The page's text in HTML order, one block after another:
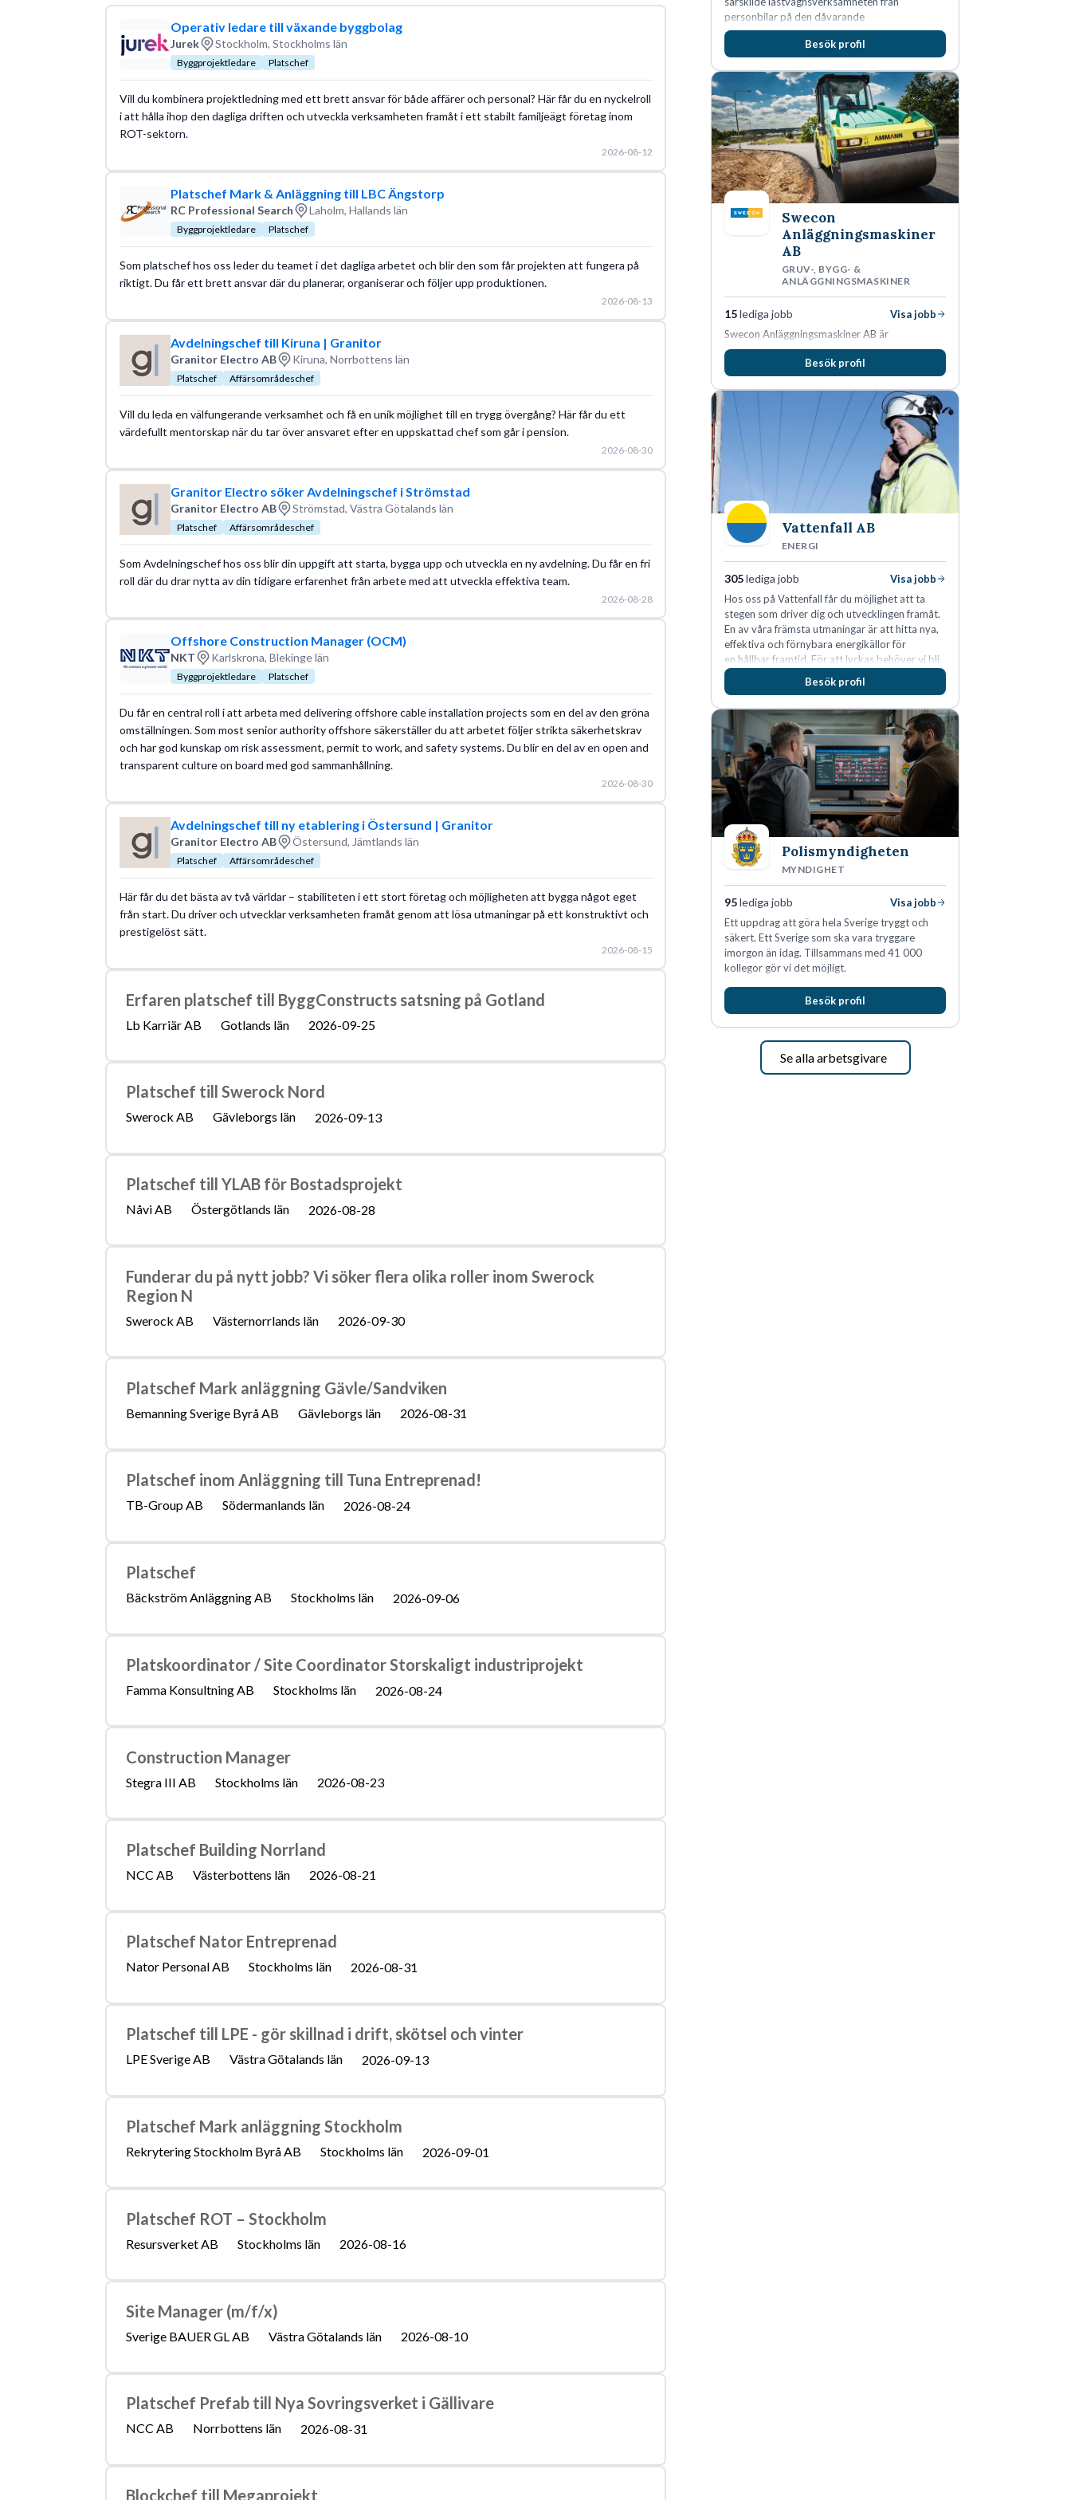
Läs mer om yrket:
Operativ ledare till växande byggbolag
Jurek Stockholm, Stockholms län
Byggprojektledare Platschef
Vill du kombinera projektledning med ett brett ansvar för både affärer och personal? Här får du en nyckelroll
i att hålla ihop den dagliga driften och utveckla verksamheten framåt i ett stabilt familjeägt företag inom
ROT-sektorn.
2026-08-12
Platschef Mark & Anläggning till LBC Ängstorp
RC Professional Search Laholm, Hallands län
Byggprojektledare Platschef
Som platschef hos oss leder du teamet i det dagliga arbetet och blir den som får projekten att fungera på
riktigt. Du får ett brett ansvar där du planerar, organiserar och följer upp produktionen.
2026-08-13
Avdelningschef till Kiruna | Granitor
Granitor Electro AB Kiruna, Norrbottens län
Platschef Affärsområdeschef
Vill du leda en välfungerande verksamhet och få en unik möjlighet till en trygg övergång? Här får du ett
värdefullt mentorskap när du tar över ansvaret efter en uppskattad chef som går i pension.
2026-08-30
Granitor Electro söker Avdelningschef i Strömstad
Granitor Electro AB Strömstad, Västra Götalands län
Platschef Affärsområdeschef
Som Avdelningschef hos oss blir din uppgift att starta, bygga upp och utveckla en ny avdelning. Du får en fri
roll där du drar nytta av din tidigare erfarenhet från arbete med att utveckla effektiva team.
2026-08-28
Offshore Construction Manager (OCM)
NKT Karlskrona, Blekinge län
Byggprojektledare Platschef
Du får en central roll i att arbeta med delivering offshore cable installation projects som en del av den gröna
omställningen. Som most senior authority offshore säkerställer du att arbetet följer strikta säkerhetskrav
och har god kunskap om risk assessment, permit to work, and safety systems. Du blir en del av en open and
transparent culture on board med god sammanhållning.
2026-08-30
Avdelningschef till ny etablering i Östersund | Granitor
Granitor Electro AB Östersund, Jämtlands län
Platschef Affärsområdeschef
Här får du det bästa av två världar – stabiliteten i ett stort företag och möjligheten att bygga något eget
från start. Du driver och utvecklar verksamheten framåt genom att lösa utmaningar på ett konstruktivt och
prestigelöst sätt.
2026-08-15
Erfaren platschef till ByggConstructs satsning på Gotland
Lb Karriär AB Gotlands län 2026-09-25
Platschef till Swerock Nord
Swerock AB Gävleborgs län 2026-09-13
Platschef till YLAB för Bostadsprojekt
Nåvi AB Östergötlands län 2026-08-28
Funderar du på nytt jobb? Vi söker flera olika roller inom Swerock
Region N
Swerock AB Västernorrlands län 2026-09-30
Platschef Mark anläggning Gävle/Sandviken
Bemanning Sverige Byrå AB Gävleborgs län 2026-08-31
Platschef inom Anläggning till Tuna Entreprenad!
TB-Group AB Södermanlands län 2026-08-24
Platschef
Bäckström Anläggning AB Stockholms län 2026-09-06
Platskoordinator / Site Coordinator Storskaligt industriprojekt
Famma Konsultning AB Stockholms län 2026-08-24
Construction Manager
Stegra III AB Stockholms län 2026-08-23
Platschef Building Norrland
NCC AB Västerbottens län 2026-08-21
Platschef Nator Entreprenad
Nator Personal AB Stockholms län 2026-08-31
Platschef till LPE - gör skillnad i drift, skötsel och vinter
LPE Sverige AB Västra Götalands län 2026-09-13
Platschef Mark anläggning Stockholm
Rekrytering Stockholm Byrå AB Stockholms län 2026-09-01
Platschef ROT – Stockholm
Resursverket AB Stockholms län 2026-08-16
Site Manager (m/f/x)
Sverige BAUER GL AB Västra Götalands län 2026-08-10
Platschef Prefab till Nya Sovringsverket i Gällivare
NCC AB Norrbottens län 2026-08-31
Blockchef till Megaprojekt
personbilar på den dåvarande
huvudanläggningen i Värnamo. Sedan dess har
man expanderat kraftigt genom ett antal
den största privata återförsäljaren av Volvo
Lastvagnar och finns representerade på 20
orter i södra Sverige.
Besök profil
Swecon
Anläggningsmaskiner
AB
GRUV-, BYGG- &
ANLÄGGNINGSMASKINER
15lediga jobb
Visa jobb
Swecon Anläggningsmaskiner AB är
återförsäljare av Volvo Construction Equipment
i Sverige, Estland, Lettland, Litauen samt delar
av Tyskland.
Besök profil
Vattenfall AB
ENERGI
305lediga jobb
Visa jobb
Hos oss på Vattenfall får du möjlighet att ta
stegen som driver dig och utvecklingen framåt.
En av våra främsta utmaningar är att hitta nya,
effektiva och förnybara energikällor för
en hållbar framtid. För att lyckas behöver vi bli
fler medarbetare som vill göra skillnad.
Besök profil
Polismyndigheten
MYNDIGHET
95lediga jobb
Visa jobb
Ett uppdrag att göra hela Sverige tryggt och
säkert. Ett Sverige som ska vara tryggare
imorgon än idag. Tillsammans med 41 000
kollegor gör vi det möjligt.
Besök profil
Se alla arbetsgivare